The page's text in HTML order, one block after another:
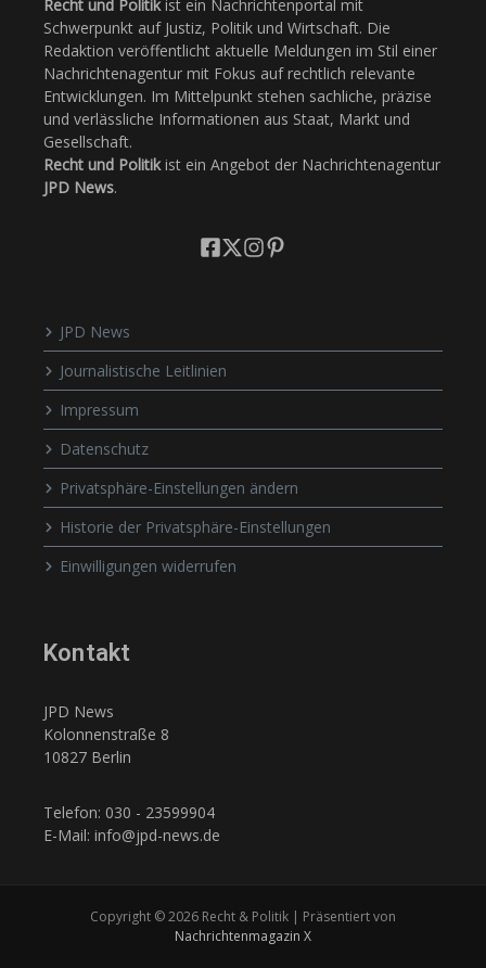
Recht und Politikist ein Nachrichtenportal mit
Schwerpunkt auf Justiz, Politik und Wirtschaft. Die
Redaktion veröffentlicht aktuelle Meldungen im Stil einer
Nachrichtenagentur mit Fokus auf rechtlich relevante
Entwicklungen. Im Mittelpunkt stehen sachliche, präzise
und verlässliche Informationen aus Staat, Markt und
Gesellschaft.
Recht und Politikist ein Angebot der Nachrichtenagentur
JPD News.
JPD News
Journalistische Leitlinien
Impressum
Datenschutz
Privatsphäre-Einstellungen ändern
Historie der Privatsphäre-Einstellungen
Einwilligungen widerrufen
Kontakt
JPD News
Kolonnenstraße 8
10827 Berlin
Telefon: 030 - 23599904
E-Mail: info@jpd-news.de
Copyright © 2026 Recht & Politik | Präsentiert von
Nachrichtenmagazin X